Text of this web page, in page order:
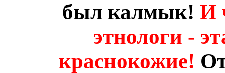
был калмык! И
этнологи -
краснокожие!